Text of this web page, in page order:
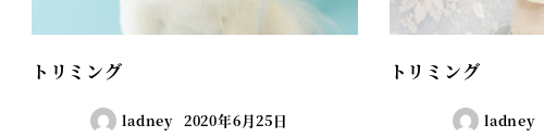
トリミング
ladney 2020年6月25日
トリミング
ladney